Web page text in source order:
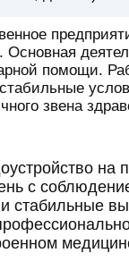
Основная
помощи.
звена
на
с
стабильные